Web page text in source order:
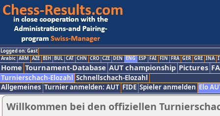
Logged on: Gast
Arabic ARM AZE BIH BUL CAT CHN CRO CZE DEN ENG ESP FAI FIN FRA GER GRE INA
Home Tournament-Database AUT championship Pictures
Turnierschach-Elozahl Schnellschach-Elozahl
Allgemeines Turnier anmelden: AUT FIDE Spieler anmelden Elo
Willkommen bei den offiziellen